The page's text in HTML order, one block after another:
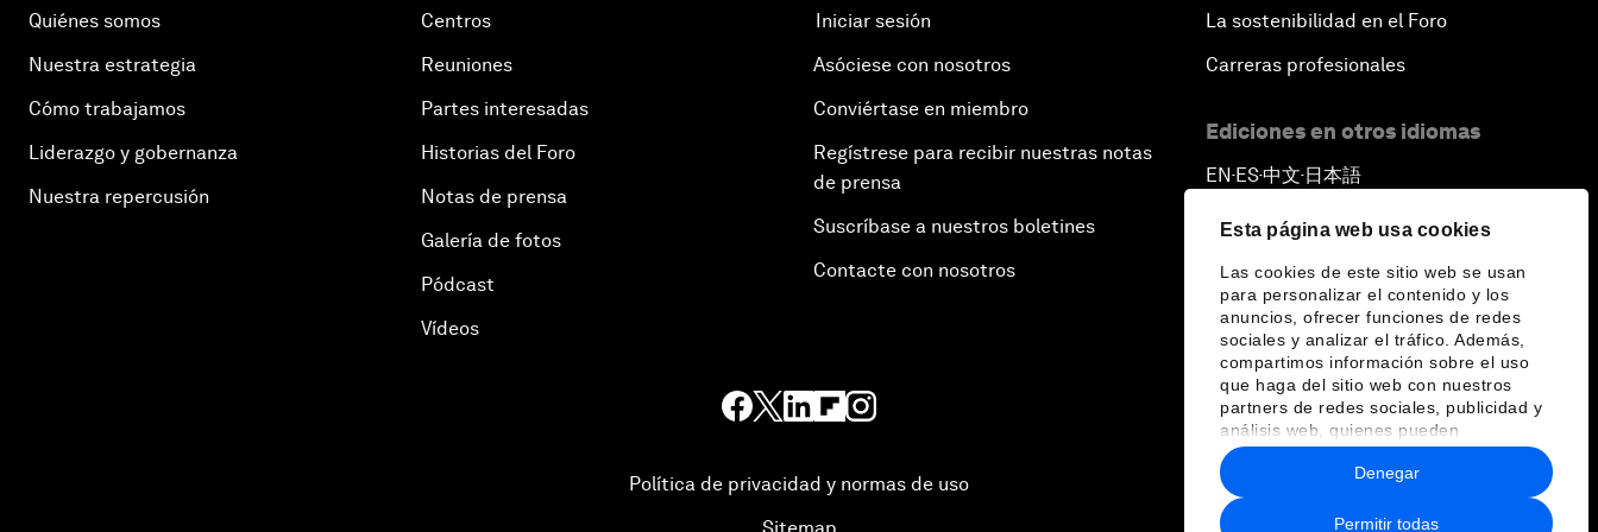
Esta página web usa cookies
Las cookies de este sitio web se usan
para personalizar el contenido y los
anuncios, ofrecer funciones de redes
sociales y analizar el tráfico. Además,
compartimos información sobre el uso
que haga del sitio web con nuestros
partners de redes sociales, publicidad y
análisis web, quienes pueden
combinarla con otra información que les
haya proporcionado o que hayan
recopilado a partir del uso que haya
hecho de sus servicios.
Permitir todas
Denegar
Quiénes somos
Nuestra estrategia
Cómo trabajamos
Liderazgo y gobernanza
Nuestra repercusión
Centros
Reuniones
Partes interesadas
Historias del Foro
Notas de prensa
Galería de fotos
Pódcast
Vídeos
Iniciar sesión
Asóciese con nosotros
Conviértase en miembro
Regístrese para recibir nuestras notas
de prensa
Suscríbase a nuestros boletines
Contacte con nosotros
La sostenibilidad en el Foro
Carreras profesionales
Ediciones en otros idiomas
EN ▪ ES▪中文▪ 日本語
Política de privacidad y normas de uso